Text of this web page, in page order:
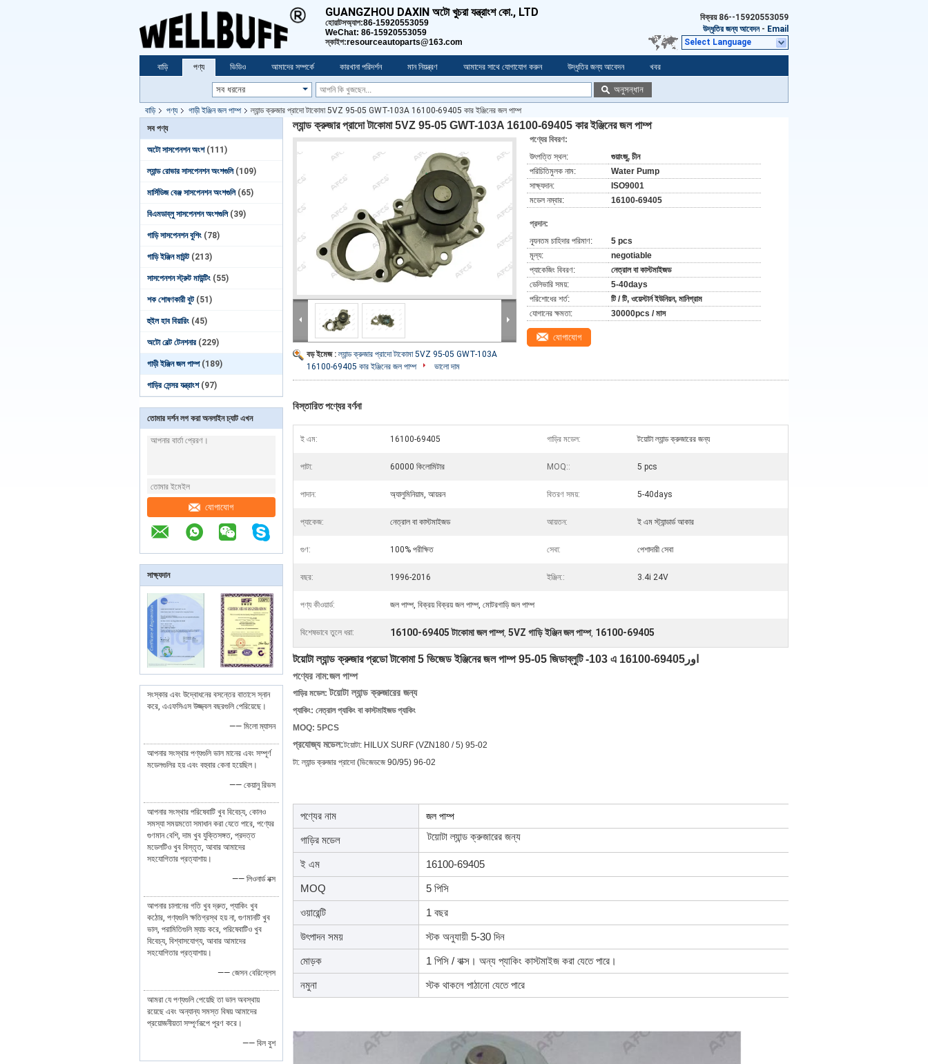
GUANGZHOU DAXIN অটো খুচরা যন্ত্রাংশ কো., LTD
হোয়াটসঅ্যাপ:86-15920553059
WeChat: 86-15920553059
স্কাইপ:resourceautoparts@163.com
বিক্রয় 86--15920553059
উদ্ধৃতির জন্য আবেদন - Email
Select Language
বাড়ি পণ্য ভিডিও আমাদের সম্পর্কে কারখানা পরিদর্শন মান নিয়ন্ত্রণ আমাদের সাথে যোগাযোগ করুন উদ্ধৃতির জন্য আবেদন খবর
অনুসন্ধান
বাড়ি পণ্য গাড়ী ইঞ্জিন জল পাম্প
ল্যান্ড ক্রুজার প্রাদো টাকোমা 5VZ 95-05 GWT-103A 16100-69405 কার ইঞ্জিনের জল পাম্প
সব পণ্য
অটো সাসপেনশন অংশ (111)
ল্যান্ড রোভার সাসপেনশন অংশগুলি (109)
মার্সিডিজ বেঞ্জ সাসপেনশন অংশগুলি (65)
বিএমডাব্লু সাসপেনশন অংশগুলি (39)
গাড়ি সাসপেনশন বুশিং (78)
গাড়ি ইঞ্জিন মাউন্ট (213)
সাসপেনশন স্ট্রুট মাউন্টিং (55)
শক শোষণকারী বুট (51)
হুইল হাব বিয়ারিং (45)
অটো বেল্ট টেনশনার (229)
গাড়ী ইঞ্জিন জল পাম্প (189)
গাড়ির সেন্সর যন্ত্রাংশ (97)
তোমার দর্শন লগ করা অনলাইন চ্যাট এখন
যোগাযোগ
সাক্ষ্যদান
সংস্কার এবং উদ্বোধনের বসন্তের বাতাসে স্নান
করে, এএফসিএস উজ্জ্বল বছরগুলি পেরিয়েছে।
—— মিলো ম্যাসন
আপনার সংস্থার পণ্যগুলি ভাল মানের এবং সম্পূর্ণ
মডেলগুলির হয় এবং বহুবার কেনা হয়েছিল।
—— কেয়ানু রিভস
আপনার সংস্থার পরিষেবাটি খুব বিবেচ্য, কোনও
সমস্যা সময়মতো সমাধান করা যেতে পারে, পণ্যের
গুণমান বেশি, দাম খুব যুক্তিসঙ্গত, প্রদত্ত
মডেলটিও খুব বিস্তৃত, আবার আমাদের
সহযোগিতার প্রত্যাশায়।
—— লিওনার্ড নক্স
আপনার চালানের গতি খুব দ্রুত, প্যাকিং খুব
কঠোর, পণ্যগুলি ক্ষতিগ্রস্থ হয় না, গুণমানটি খুব
ভাল, পরামিতিগুলি ম্যাচ করে, পরিষেবাটিও খুব
বিবেচ্য, বিশ্বাসযোগ্য, আবার আমাদের
সহযোগিতার প্রত্যাশায়।
—— জেসন বেরিল্লেস
আমরা যে পণ্যগুলি পেয়েছি তা ভাল অবস্থায়
রয়েছে এবং অন্যান্য সমস্ত বিষয় আমাদের
প্রয়োজনীয়তা সম্পূর্ণরূপে পূরণ করে।
—— বিল বুশ
ল্যান্ড ক্রুজার প্রাদো টাকোমা 5VZ 95-05 GWT-103A 16100-69405 কার ইঞ্জিনের জল পাম্প
বড় ইমেজ :ল্যান্ড ক্রুজার প্রাদো টাকোমা 5VZ 95-05 GWT-103A
16100-69405 কার ইঞ্জিনের জল পাম্প
ভালো দাম
পণ্যের বিবরণ:
উৎপত্তি স্থল:
গুয়াংজু, চীন
পরিচিতিমুলক নাম:
Water Pump
সাক্ষ্যদান:
ISO9001
মডেল নম্বার:
16100-69405
প্রদান:
ন্যূনতম চাহিদার পরিমাণ:
5 pcs
মূল্য:
negotiable
প্যাকেজিং বিবরণ:
নেত্রাল বা কাস্টমাইজড
ডেলিভারি সময়:
5-40days
পরিশোধের শর্ত:
টি / টি, ওয়েস্টার্ন ইউনিয়ন, মানিগ্রাম
যোগানের ক্ষমতা:
30000pcs / মাস
যোগাযোগ
বিস্তারিত পণ্যের বর্ণনা
ই এম: 16100-69405 গাড়ির মডেল: টয়োটা ল্যান্ড ক্রুজারের জন্য
পাটা: 60000 কিলোমিটার MOQ:: 5 pcs
পাদান: অ্যালুমিনিয়াম, আয়রন বিতরণ সময়: 5-40days
প্যাকেজ: নেত্রাল বা কাস্টমাইজড আয়তন: ই এম স্ট্যান্ডার্ড আকার
গুণ: 100% পরীক্ষিত সেবা: পেশাদারী সেবা
বছর: 1996-2016 ইঞ্জিন:: 3.4i 24V
পণ্য কীওয়ার্ড: জল পাম্প, বিক্রয় বিক্রয় জল পাম্প, মোটরগাড়ি জল পাম্প
বিশেষভাবে তুলে ধরা: 16100-69405 টাকোমা জল পাম্প, 5VZ গাড়ি ইঞ্জিন জল পাম্প, 16100-69405
টয়োটা ল্যান্ড ক্রুজার প্রডো টাকোমা 5 ভিজেড ইঞ্জিনের জল পাম্প 95-05 জিডাব্লুটি -103 এ 16100-69405 اور
পণ্যের নাম:জল পাম্প
গাড়ির মডেল: টয়োটা ল্যান্ড ক্রুজারের জন্য
প্যাকিং: নেত্রাল প্যাকিং বা কাস্টমাইজড প্যাকিং
MOQ: 5PCS
প্রযোজ্য মডেল:টয়োটা: HILUX SURF (VZN180 / 5) 95-02
টয়োটা: ল্যান্ড ক্রুজার প্রাদো (ভিজেডজে 90/95) 96-02
পণ্যের নাম জল পাম্প
গাড়ির মডেল টয়োটা ল্যান্ড ক্রুজারের জন্য
ই এম 16100-69405
MOQ 5 পিসি
ওয়ারেন্টি 1 বছর
উৎপাদন সময় স্টক অনুযায়ী 5-30 দিন
মোড়ক 1 পিসি / বাক্স। অন্য প্যাকিং কাস্টমাইজ করা যেতে পারে।
নমুনা স্টক থাকলে পাঠানো যেতে পারে